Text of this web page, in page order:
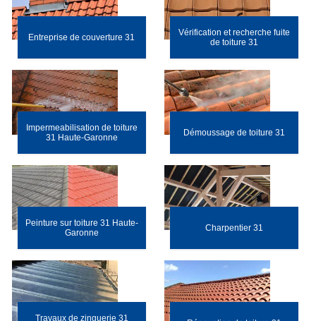
Entreprise de couverture 31
Vérification et recherche fuite
de toiture 31
Impermeabilisation de toiture
31 Haute-Garonne
Démoussage de toiture 31
Peinture sur toiture 31 Haute-
Garonne
Charpentier 31
Travaux de zinguerie 31